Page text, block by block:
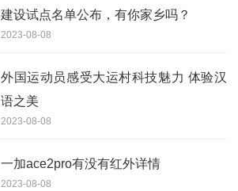
建设试点名单公布，有你家乡吗？
2023-08-08
外国运动员感受大运村科技魅力 体验汉
语之美
2023-08-08
一加ace2pro有没有红外详情
2023-08-08